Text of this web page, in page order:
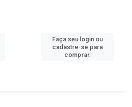
Faça seu login ou
cadastre-se para
comprar.